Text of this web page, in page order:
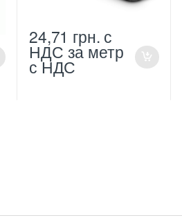
24,71 грн. с
НДС за метр
с НДС